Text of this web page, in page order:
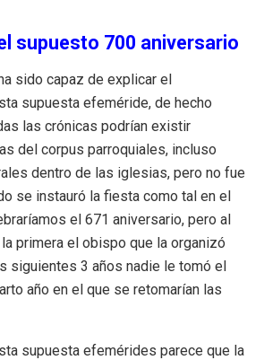
supuesto 700 aniversario
sido capaz de explicar el
supuesta efeméride, de hecho
las crónicas podrían existir
del corpus parroquiales, incluso
dentro de las iglesias, pero no fue
se instauró la fiesta como tal en el
el 671 aniversario, pero al
primera el obispo que la organizó
siguientes 3 años nadie le tomó el
año en el que se retomarían las
supuesta efemérides parece que la